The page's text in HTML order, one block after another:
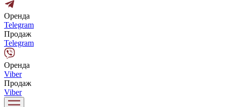
Оренда
Telegram
Продаж
Telegram
Оренда
Viber
Продаж
Viber